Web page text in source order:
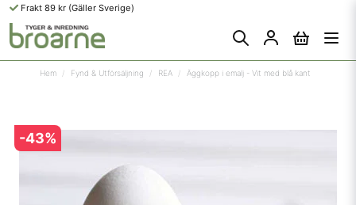
Frakt 89 kr (Gäller Sverige)
Hem Fynd & Utförsäljning REA Äggkopp i emalj - Vit med blå kant
-43%